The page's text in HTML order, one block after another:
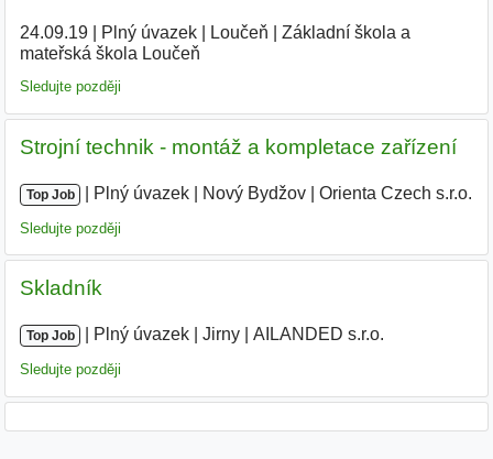
24.09.19| Plný úvazek| Loučeň
Základní škola a
mateřská škola Loučeň
Sledujte později
Strojní technik - montáž a kompletace zařízení
Top Job Plný úvazek Nový Bydžov Orienta Czech s.r.o.
Sledujte později
Skladník
Top Job Plný úvazek Jirny AILANDED s.r.o.
Sledujte později